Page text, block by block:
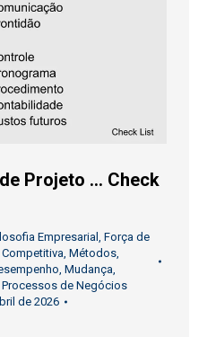
Projeto … Check
Empresarial , Força de
, Métodos,
, Mudança,
Processos de Negócios
de 2026